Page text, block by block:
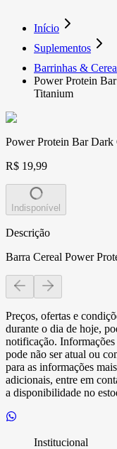
Início
Suplementos
Barrinhas &
Power Protein
Titanium
Power Protein Bar
R$ 19,99
Indisponível
Descrição
Barra Cereal Power
Preços, ofertas e
durante o dia de hoje,
notificação. Informações
pode não ser atual ou
para as informações
adicionais, entre em
a disponibilidade no
Institucional